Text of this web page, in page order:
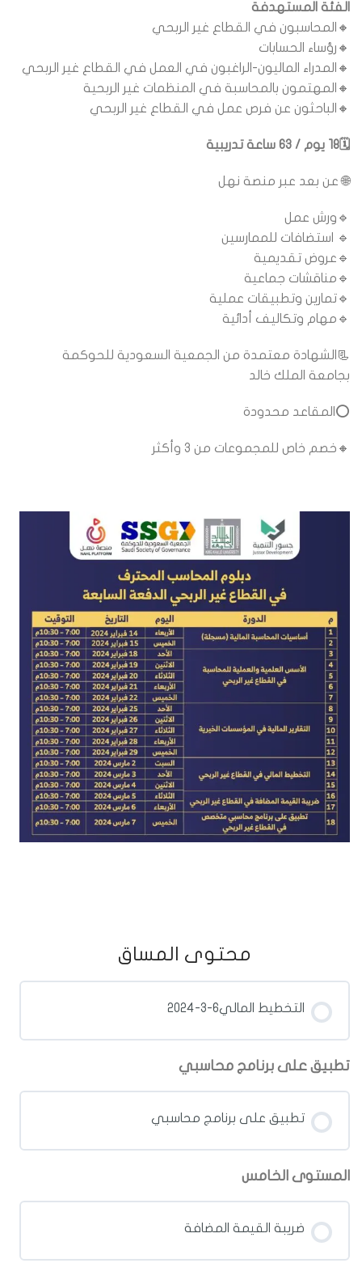
الفئة المستهدفة
🔸المحاسبون في القطاع غير الربحي
🔸رؤساء الحسابات
🔸المدراء الماليون-الراغبون في العمل في القطاع غير الربحي
🔸المهتمون بالمحاسبة في المنظمات غير الربحية
🔸الباحثون عن فرص عمل في القطاع غير الربحي
🗓18 يوم / 63 ساعة تدريبية
🌐 عن بعد عبر منصة نهل
🔹ورش عمل
🔹 استضافات للممارسين
🔹عروض تقديمية
🔹مناقشات جماعية
🔹تمارين وتطبيقات عملية
🔹مهام وتكاليف أدائية
📃الشهادة معتمدة من الجمعية السعودية للحوكمة
بجامعة الملك خالد
⭕المقاعد محدودة
🔸خصم خاص للمجموعات من 3 وأكثر
محتوى المساق
التخطيط المالي6-3-2024
تطبيق على برنامج محاسبي
تطبيق على برنامج محاسبي
المستوى الخامس
ضريبة القيمة المضافة